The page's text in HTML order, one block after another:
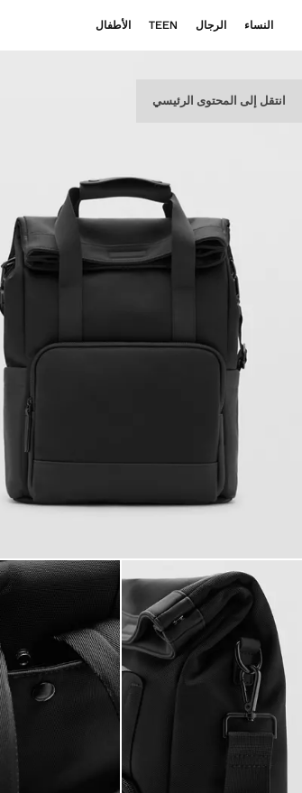
انتقل إلى المحتوى الرئيسي
النساء الرجال TEEN الأطفال